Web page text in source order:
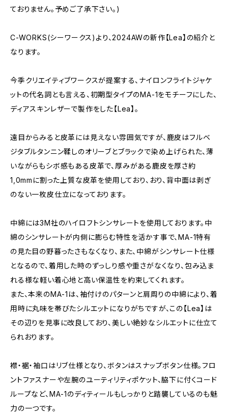
ておりません。予めご了承下さい。)
C-WORKS(シーワークス)より、2024AWの新作【Lea】の紹介と
なります。
今季クリエイティブワークスが提案する、ナイロンフライトジャケ
ットの代名詞とも言える、初期型タイプのMA-1をモチーフにした、
ディアスキンレザーで製作をした【Lea】。
遠目からみると皮革には見えない雰囲気ですが、鹿皮はフルベ
ジタブルタンニン鞣しのオリーブとブラックで染め上げられた、薄
いながらもシボ感もある皮革で、厚みがある鹿皮を厚さ約
1,0mmに割った上質な皮革を使用しており、おり、背中面は剥ぎ
のない一枚皮仕立になっております。
中綿には3M社のハイロフトシンサレートを使用しております。中
綿のシンサレートが内側に膨らむ特性を活かす事で、MA-1特有
の見た目の野暮ったさもなくなり、また、中綿がシンサレート仕様
となるので、着用した時のずっしり感や重さがなくなり、包み込ま
れる様な軽い着心地と高い保温性を約束してくれます。
また、本来のMA-1は、袖付けのパターンと肩周りの中綿により、着
用時に丸味を帯びたシルエットになりがちですが、この【Lea】は
その辺りを見事に改良しており、美しい絶妙なシルエットに仕立て
られおります。
襟・裾・袖口はリブ仕様となり、ボタンはスナップボタン仕様。フロ
ントファスナーや左腕のユーティリティポケット、脇下に付くコード
ループなど、MA-1のディティールもしっかりと踏襲しているのも魅
力の一つです。